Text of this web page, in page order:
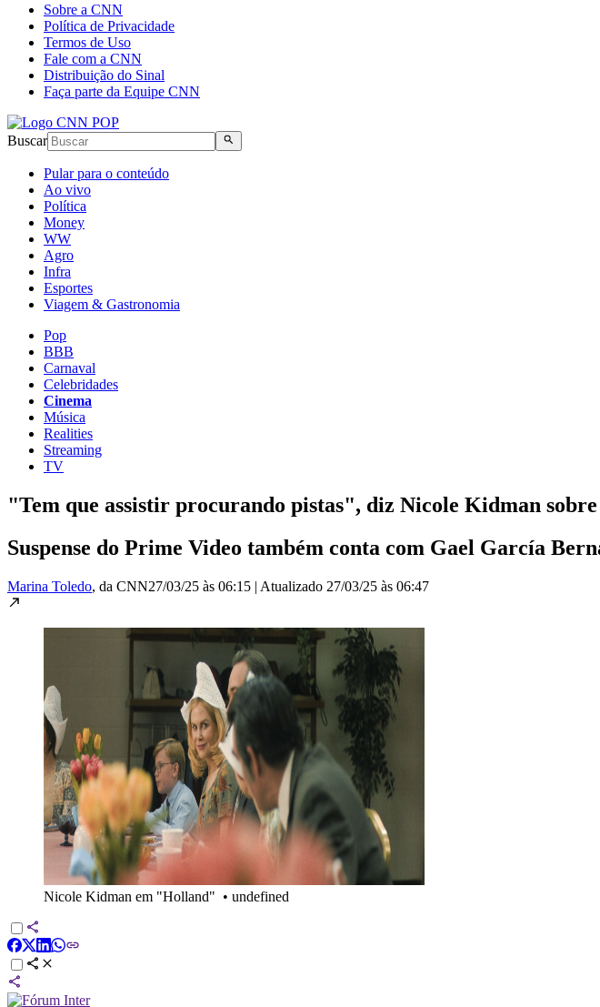
Sobre a CNN
Política de Privacidade
Termos de Uso
Fale com a CNN
Distribuição do Sinal
Faça parte da Equipe CNN
Buscar
Pular para o conteúdo
Ao vivo
Política
Money
WW
Agro
Infra
Esportes
Viagem & Gastronomia
Pop
BBB
Carnaval
Celebridades
Cinema
Música
Realities
Streaming
TV
"Tem que assistir procurando pistas", diz Nicole Kidman
Suspense do Prime Video também conta com Gael García
Marina Toledo, da CNN27/03/25 às 06:15 | Atualizado 27/03/25 às 06:47
Nicole Kidman em "Holland" • undefined